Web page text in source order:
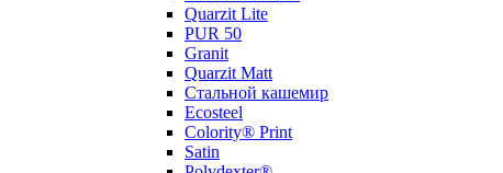
Quarzit Lite
PUR 50
Granit
Quarzit Matt
Стальной кашемир
Ecosteel
Colority® Print
Satin